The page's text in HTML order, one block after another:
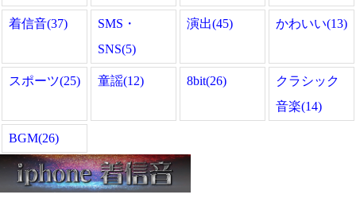
着信音(37)
SMS・
SNS(5)
演出(45) かわいい(13)
スポーツ(25) 童謡(12) 8bit(26)
クラシック
音楽(14)
BGM(26)